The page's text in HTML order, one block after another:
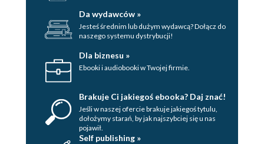
Da wydawców »
Jesteś średnim lub dużym wydawcą? Dołącz do
naszego systemu dystrybucji!
Dla biznesu »
Ebooki i audiobooki w Twojej firmie.
Brakuje Ci jakiegoś ebooka? Daj znać!
Jeśli w naszej ofercie brakuje jakiegoś tytulu,
dołożymy starań, by jak najszybciej się u nas
pojawił.
Self publishing »